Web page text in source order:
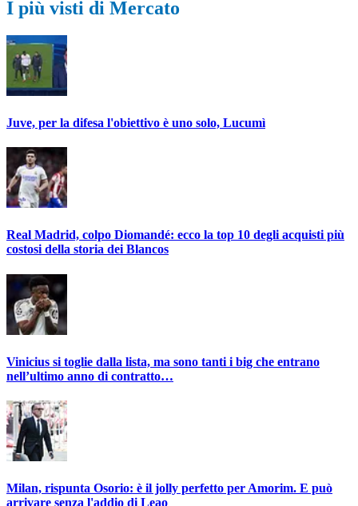
I più visti di Mercato
Juve, per la difesa l'obiettivo è uno solo, Lucumì
Real Madrid, colpo Diomandé: ecco la top 10 degli acquisti più
costosi della storia dei Blancos
Vinicius si toglie dalla lista, ma sono tanti i big che entrano
nell’ultimo anno di contratto…
Milan, rispunta Osorio: è il jolly perfetto per Amorim. E può
arrivare senza l'addio di Leao